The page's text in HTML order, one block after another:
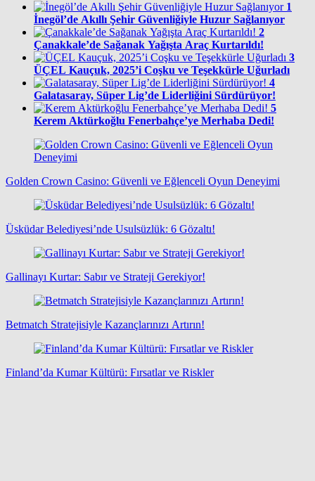
1
İnegöl’de Akıllı Şehir Güvenliğiyle Huzur Sağlanıyor
2
Çanakkale’de Sağanak Yağışta Araç Kurtarıldı!
3
ÜÇEL Kauçuk, 2025’i Coşku ve Teşekkürle Uğurladı
4
Galatasaray, Süper Lig’de Liderliğini Sürdürüyor!
5
Kerem Aktürkoğlu Fenerbahçe’ye Merhaba Dedi!
Golden Crown Casino: Güvenli ve Eğlenceli Oyun Deneyimi
Üsküdar Belediyesi’nde Usulsüzlük: 6 Gözaltı!
Gallinayı Kurtar: Sabır ve Strateji Gerekiyor!
Betmatch Stratejisiyle Kazançlarınızı Artırın!
Finland’da Kumar Kültürü: Fırsatlar ve Riskler